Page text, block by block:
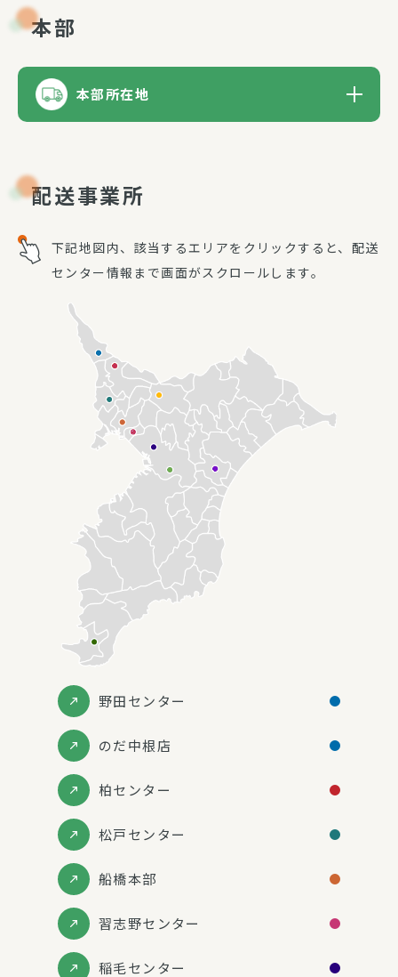
本部
本部所在地
配送事業所
下記地図内、該当するエリアをクリックすると、配送
センター情報まで画面がスクロールします。
野田センター
のだ中根店
柏センター
松戸センター
船橋本部
習志野センター
稲毛センター